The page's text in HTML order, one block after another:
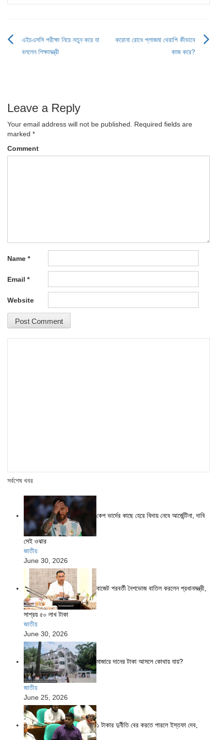
Post
এইচএসসি পরীক্ষা নিয়ে নতুন করে যা
বললেন শিক্ষামন্ত্রী
করোনা রোধে প্লাজমা থেরাপি কীভাবে
কাজ করে?
Leave a Reply
Your email address will not be published.
Required fields are
marked *
Comment
Name *
Email *
Website
সর্বশেষ খবর
কেপ ভার্দের কাছে হেরে বিদায় নেবে আর্জেন্টিনা, দাবি
সেই ওঝার
জাতীয়
June 30, 2026
বাজেট পরবর্তী নৈশভোজ বাতিল করলেন প্রধানমন্ত্রী,
সাশ্রয় ৫০ লাখ টাকা
জাতীয়
June 30, 2026
মাজারে দানের টাকা আসলে কোথায় যায়?
জাতীয়
June 25, 2026
১ টাকার দুর্নীতি বের করতে পারলে ইস্তফা দেব,